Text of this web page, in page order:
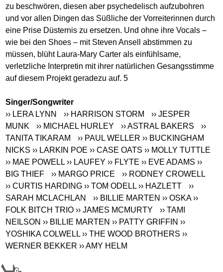
zu beschwören, diesen aber psychedelisch aufzubohren
und vor allen Dingen das Süßliche der Vorreiterinnen durch
eine Prise Düsternis zu ersetzen. Und ohne ihre Vocals –
wie bei den Shoes – mit Steven Ansell abstimmen zu
müssen, blüht Laura-Mary Carter als einfühlsame,
verletzliche Interpretin mit ihrer natürlichen Gesangsstimme
auf diesem Projekt geradezu auf. 5
Singer/Songwriter
›› LERA LYNN
›› HARRISON STORM
›› JESPER
MUNK
›› MICHAEL HURLEY ›› ASTRAL BAKERS
››
TANITA TIKARAM
›› PAUL WELLER ›› BUCKINGHAM
NICKS ›› LARKIN POE ›› CASE OATS ›› MOLLY TUTTLE
›› MAE POWELL ›› LAUFEY ›› FLYTE ›› EVE ADAMS ››
BIG THIEF
›› MARGO PRICE
›› RODNEY CROWELL
›› CURTIS HARDING ›› TOM ODELL ›› HAZLETT
››
SARAH MCLACHLAN
›› BILLIE MARTEN ›› OSKA ››
FOLK BITCH TRIO ›› JAMES MCMURTY
›› TAMI
NEILSON ›› BILLIE MARTEN ›› PATTY GRIFFIN ››
YOSHIKA COLWELL ›› THE WOOD BROTHERS ››
WERNER BEKKER ›› AMY HELM